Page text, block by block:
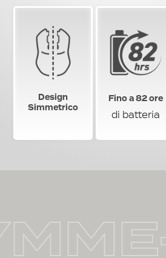
Design
Simmetrico
Fino a 82 ore
di batteria